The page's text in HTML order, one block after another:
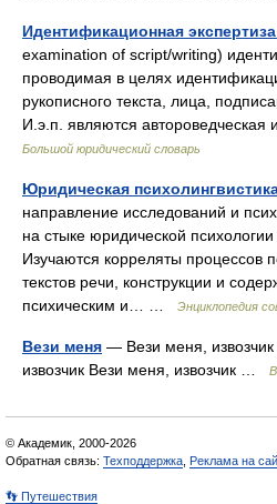
Идентификационная
examination of script/writing)
проводимая в целях
рукописного текста, лица,
И.э.п. являются
Большой юридический словарь
Юридическая
направление исследований и
на стыке юридической психологии
Изучаются корреляты процессов
текстов речи, конструкции и
психическим и… …
Энциклопедия
Вези меня — Вези меня,
извозчик Вези меня, извозчик …
© Академик, 2000-2026
Обратная связь: Техподдержка Реклама на
👣 Путешествия